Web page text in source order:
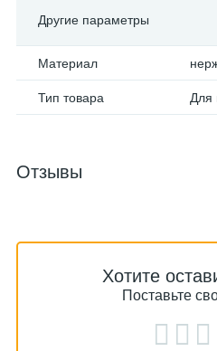
Другие параметры
Материал
Тип товара Для
Отзывы
Хотите
Поставьте